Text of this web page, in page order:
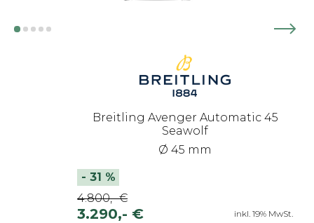
Breitling Avenger Automatic 45
Seawolf
Ø 45 mm
3.290,- €
- 31 %
4.800,- €
inkl. 19% MwSt.